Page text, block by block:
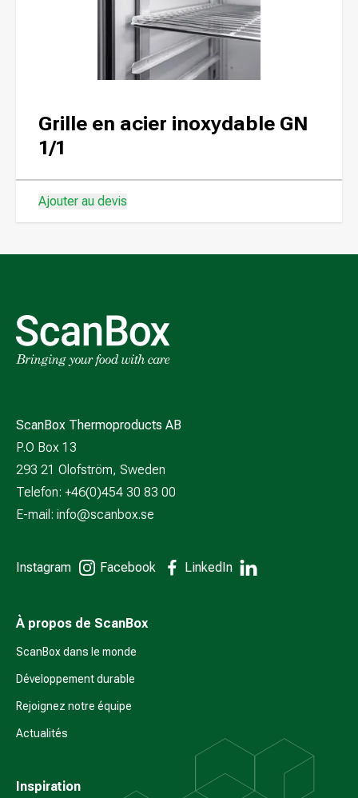
Grille en acier inoxydable GN
1/1
Ajouter au devis
ScanBox Thermoproducts AB
P.O Box 13
293 21 Olofström, Sweden
Telefon: +46(0)454 30 83 00
E-mail: info@scanbox.se
Instagram Facebook LinkedIn
À propos de ScanBox
ScanBox dans le monde
Développement durable
Rejoignez notre équipe
Actualités
Inspiration